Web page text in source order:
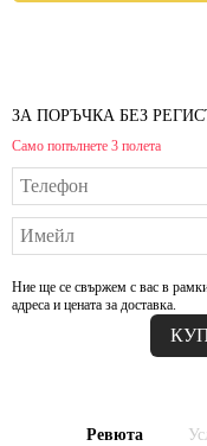
ЗА ПОРЪЧКА БЕЗ
Само попълнете 3 полета
Ние ще се свържем с вас в
адреса и цената за доставка.
Ревюта